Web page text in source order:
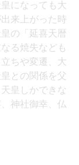
になっても大
来上がった時
の「延喜天暦
る焼失なども
ちや変遷、大
との関係を父
皇しかできな
神社御幸、仏